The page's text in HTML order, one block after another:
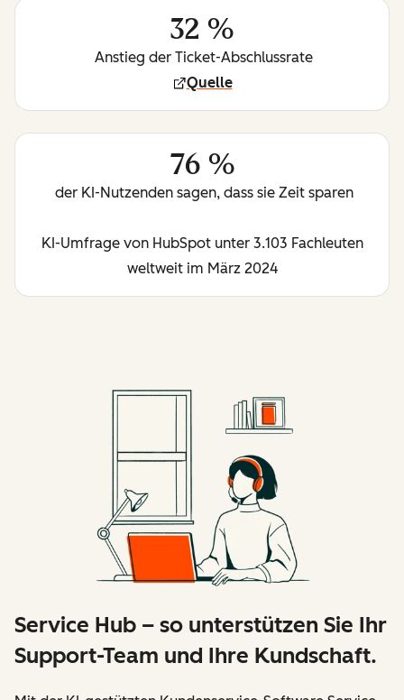
32 %
Anstieg der Ticket-Abschlussrate
Quelle
76 %
der KI-Nutzenden sagen, dass sie Zeit sparen
KI-Umfrage von HubSpot unter 3.103 Fachleuten
weltweit im März 2024
Service Hub – so unterstützen Sie Ihr
Support-Team und Ihre Kundschaft.